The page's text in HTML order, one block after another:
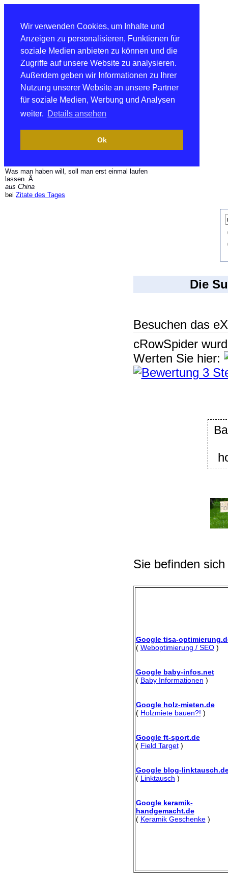
Wir verwenden Cookies, um Inhalte und
Anzeigen zu personalisieren, Funktionen für
soziale Medien anbieten zu können und die
Zugriffe auf unsere Website zu analysieren.
Außerdem geben wir Informationen zu Ihrer
Nutzung unserer Website an unsere Partner
für soziale Medien, Werbung und Analysen
weiter. Details ansehen
Ok
Was man haben will, soll man erst einmal laufen
lassen. Â
aus China
bei Zitate des Tages
Die
Besuchen das
cRowSpider
Werten Sie hier:
Sie befinden
Google tisa-
( Weboptimierung / SEO)
Google baby-infos.net
( Baby Informationen )
Google holz-mieten.de
( Holzmiete bauen?! )
Google ft-sport.de
( Field Target)
Google blog-
( Linktausch )
Google keramik-
handgemacht.de
( Keramik Geschenke)